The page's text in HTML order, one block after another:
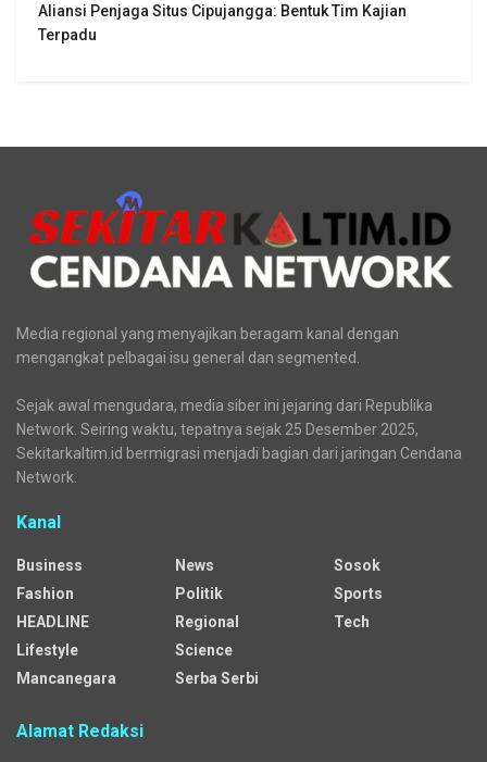
Aliansi Penjaga Situs Cipujangga: Bentuk Tim Kajian
Terpadu
Media regional yang menyajikan beragam kanal dengan
mengangkat pelbagai isu general dan segmented.
Sejak awal mengudara, media siber ini jejaring dari Republika
Network. Seiring waktu, tepatnya sejak 25 Desember 2025,
Sekitarkaltim.id bermigrasi menjadi bagian dari jaringan Cendana
Network.
Kanal
Business
Fashion
HEADLINE
Lifestyle
Mancanegara
News
Politik
Regional
Science
Serba Serbi
Sosok
Sports
Tech
Alamat Redaksi